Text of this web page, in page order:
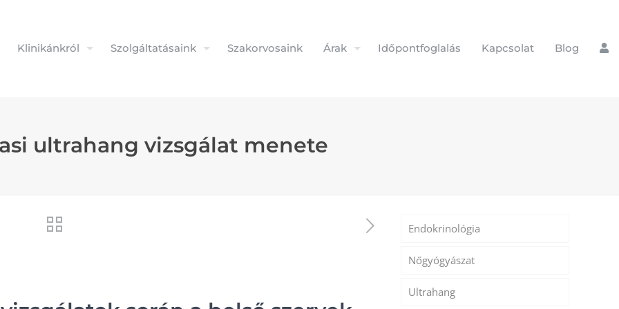
Klinikánkról Szolgáltatásaink Szakorvosaink Árak Időpontfoglalás Kapcsolat Blog
ultrahang vizsgálat menete
Endokrinológia
Nőgyógyászat
Ultrahang